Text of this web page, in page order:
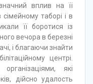
вплив на її
таборі і в
її боротися із
вечора в березні
і благаючи знайти
центрі.
які
дійсно удалость